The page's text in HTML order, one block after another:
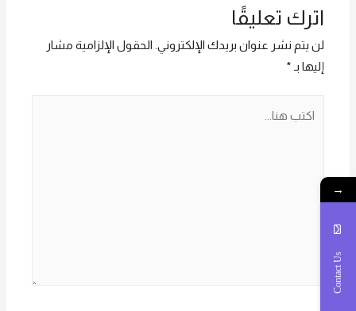
اترك تعليقًا
لن يتم نشر عنوان بريدك الإلكتروني. الحقول الإلزامية مشار
إليها بـ *
→
Contact Us